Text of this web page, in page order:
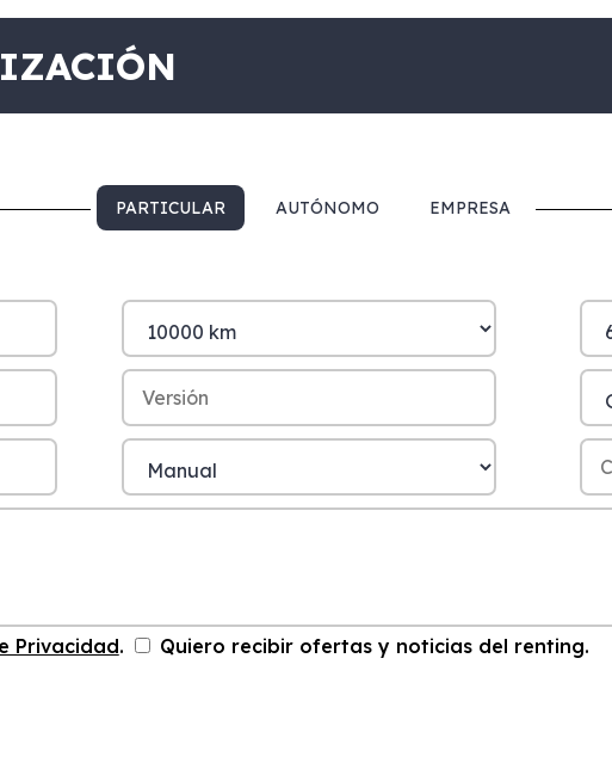
PARTICULAR AUTÓNOMO EMPRESA
Privacidad. Quiero recibir ofertas y noticias del renting.